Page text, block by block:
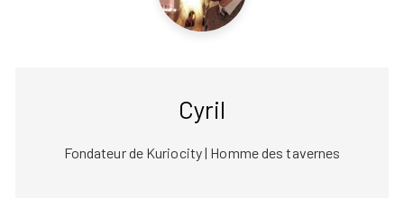
Cyril
Fondateur de Kuriocity | Homme des tavernes